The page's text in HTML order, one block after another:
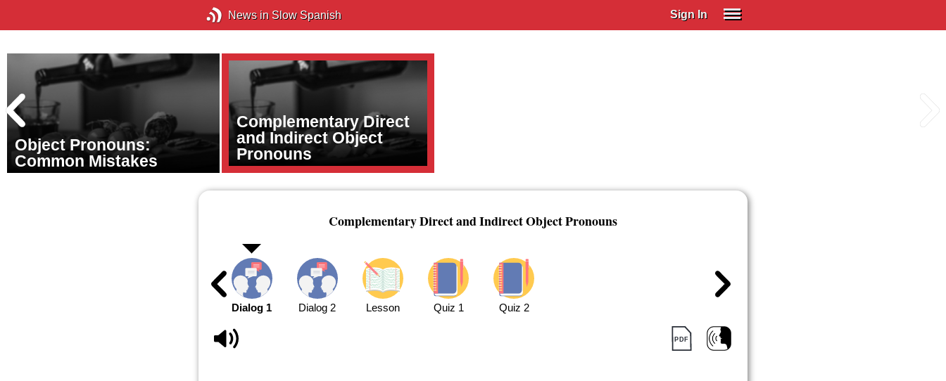
News in Slow Spanish Sign In
Object Pronouns:
Common Mistakes
Complementary Direct
and Indirect Object
Pronouns
Complementary Direct and Indirect Object Pronouns
Dialog 1 Dialog 2 Lesson Quiz 1 Quiz 2